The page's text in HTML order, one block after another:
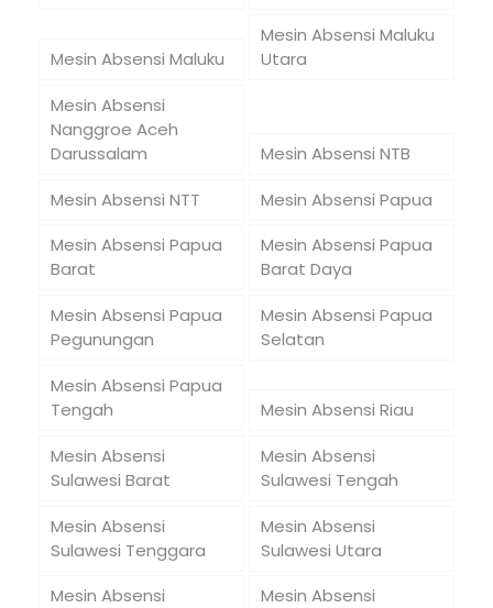
Mesin Absensi Maluku
Mesin Absensi Maluku
Utara
Mesin Absensi
Nanggroe Aceh
Darussalam
Mesin Absensi NTB
Mesin Absensi NTT
Mesin Absensi Papua
Mesin Absensi Papua
Barat
Mesin Absensi Papua
Barat Daya
Mesin Absensi Papua
Pegunungan
Mesin Absensi Papua
Selatan
Mesin Absensi Papua
Tengah
Mesin Absensi Riau
Mesin Absensi
Sulawesi Barat
Mesin Absensi
Sulawesi Tengah
Mesin Absensi
Sulawesi Tenggara
Mesin Absensi
Sulawesi Utara
Mesin Absensi
Mesin Absensi